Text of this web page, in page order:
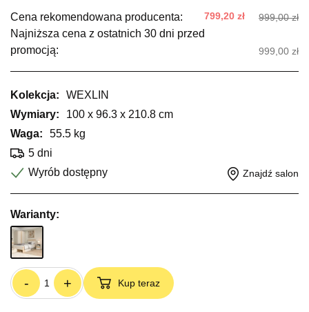
Cena rekomendowana producenta: 799,20 zł 999,00 zł
Najniższa cena z ostatnich 30 dni przed
promocją:
999,00 zł
Kolekcja:
WEXLIN
Wymiary:
100 x 96.3 x 210.8 cm
Waga:
55.5 kg
5 dni
Wyrób dostępny
Znajdź salon
Warianty:
- + Kup teraz